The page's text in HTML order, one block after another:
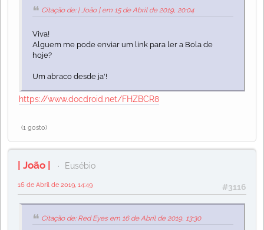
Citação de: | João | em 15 de Abril de 2019, 20:04
Viva!
Alguem me pode enviar um link para ler a Bola de
hoje?
Um abraco desde ja'!
https://www.docdroid.net/FHZBCR8
(1 gosto)
| João | Eusébio
#3116
16 de Abril de 2019, 14:49
Citação de: Red Eyes em 16 de Abril de 2019, 13:30